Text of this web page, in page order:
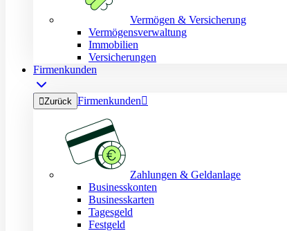
Vermögen & Versicherung
Vermögensverwaltung
Immobilien
Versicherungen
Firmenkunden
Zurück Firmenkunden
Zahlungen & Geldanlage
Businesskonten
Businesskarten
Tagesgeld
Festgeld